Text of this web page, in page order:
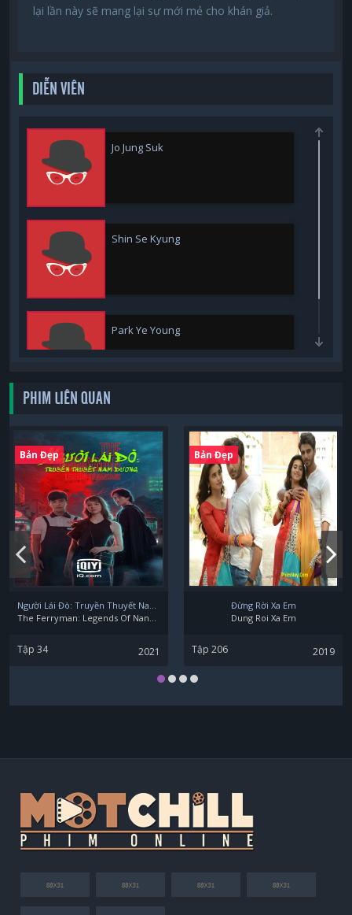
lại lần này sẽ mang lại sự mới mẻ cho khán giả.
DIỄN VIÊN
Jo Jung Suk
Shin Se Kyung
Park Ye Young
PHIM LIÊN QUAN
Bản Đẹp
Người Lái Đò: Truyền Thuyết Nam Dương
The Ferryman: Legends Of Nanyang
Tập 34 2021
Bản Đẹp
Đừng Rời Xa Em
Dung Roi Xa Em
Tập 206 2019